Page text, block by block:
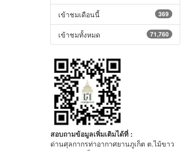
369
เข้าชมเดือนนี้
71,760
เข้าชมทั้งหมด
สอบถามข้อมูลเพิ่มเติมได้ที่ :
ด่านศุลกากรท่าอากาศยานภูเก็ต ต.ไม้ขาว